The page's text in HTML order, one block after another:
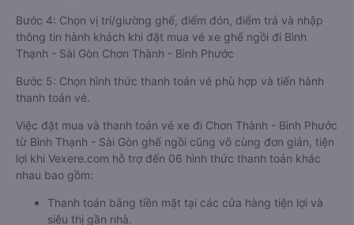
Bước 4: Chọn vị trí/giường ghế, điểm đón, điểm trả và nhập
thông tin hành khách khi đặt mua vé xe ghế ngồi đi Bình
Thạnh - Sài Gòn Chơn Thành - Bình Phước
Bước 5: Chọn hình thức thanh toán vé phù hợp và tiến hành
thanh toán vé.
Việc đặt mua và thanh toán vé xe đi Chơn Thành - Bình Phước
từ Bình Thạnh - Sài Gòn ghế ngồi cũng vô cùng đơn giản, tiện
lợi khi Vexere.com hỗ trợ đến 06 hình thức thanh toán khác
nhau bao gồm:
Thanh toán bằng tiền mặt tại các cửa hàng tiện lợi và
siêu thị gần nhà.